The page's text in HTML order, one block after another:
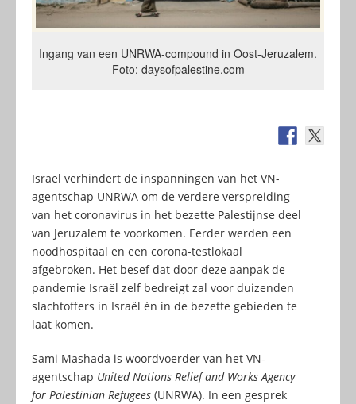
Ingang van een UNRWA-compound in Oost-Jeruzalem.
Foto: daysofpalestine.com
Israël verhindert de inspanningen van het VN-
agentschap UNRWA om de verdere verspreiding
van het coronavirus in het bezette Palestijnse deel
van Jeruzalem te voorkomen. Eerder werden een
noodhospitaal en een corona-testlokaal
afgebroken. Het besef dat door deze aanpak de
pandemie Israël zelf bedreigt zal voor duizenden
slachtoffers in Israël én in de bezette gebieden te
laat komen.
Sami Mashada is woordvoerder van het VN-
agentschap United Nations Relief and Works Agency
for Palestinian Refugees (UNRWA). In een gesprek